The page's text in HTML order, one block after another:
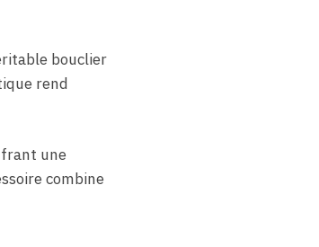
bouclier
rend
une
combine